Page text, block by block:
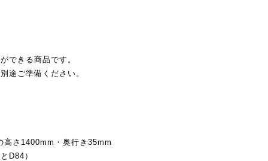
できる商品です。
途ご準備ください。
さ1400mm・奥行き35mm
D84）